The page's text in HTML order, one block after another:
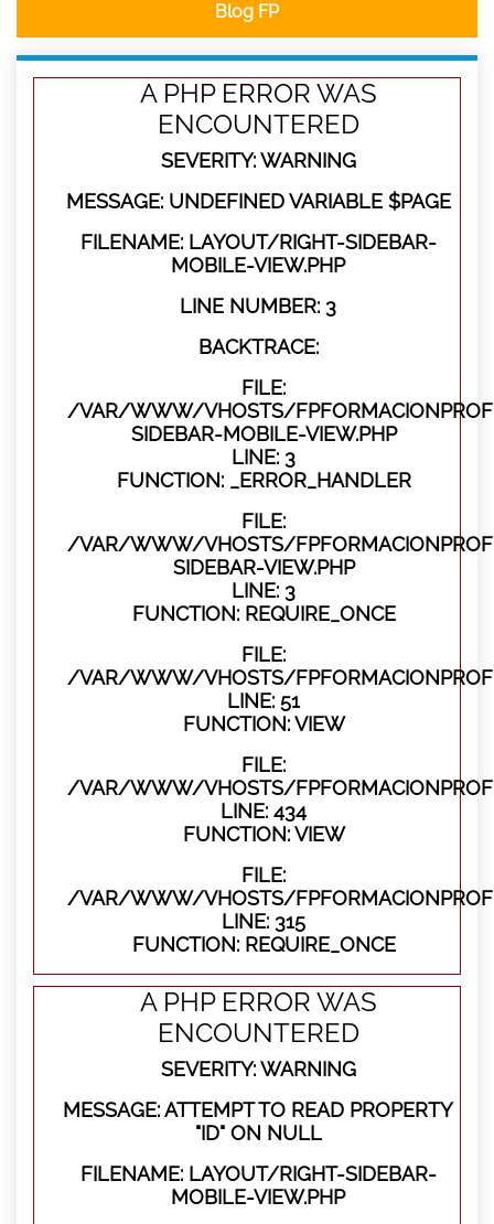
Blog FP
A PHP ERROR WAS
ENCOUNTERED
SEVERITY: WARNING
MESSAGE: UNDEFINED VARIABLE $PAGE
FILENAME: LAYOUT/RIGHT-SIDEBAR-
MOBILE-VIEW.PHP
LINE NUMBER: 3
BACKTRACE:
FILE:
/VAR/WWW/VHOSTS/
SIDEBAR-MOBILE-VIEW.PHP
LINE: 3
FUNCTION: _ERROR_HANDLER
FILE:
/VAR/WWW/VHOSTS/
SIDEBAR-VIEW.PHP
LINE: 3
FUNCTION: REQUIRE_ONCE
FILE:
/VAR/WWW/VHOSTS/
LINE: 51
FUNCTION: VIEW
FILE:
/VAR/WWW/VHOSTS/
LINE: 434
FUNCTION: VIEW
FILE:
/VAR/WWW/VHOSTS/
LINE: 315
FUNCTION: REQUIRE_ONCE
A PHP ERROR WAS
ENCOUNTERED
SEVERITY: WARNING
MESSAGE: ATTEMPT TO READ PROPERTY
"ID" ON NULL
FILENAME: LAYOUT/RIGHT-SIDEBAR-
MOBILE-VIEW.PHP